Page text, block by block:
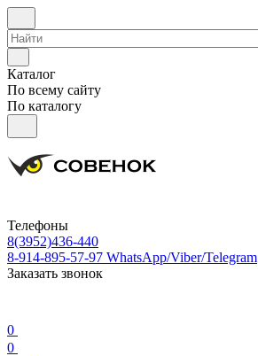
Каталог
По всему сайту
По каталогу
Телефоны
8(3952)436-440
8-914-895-57-97 WhatsApp/Viber/Telegram
Заказать звонок
0
0